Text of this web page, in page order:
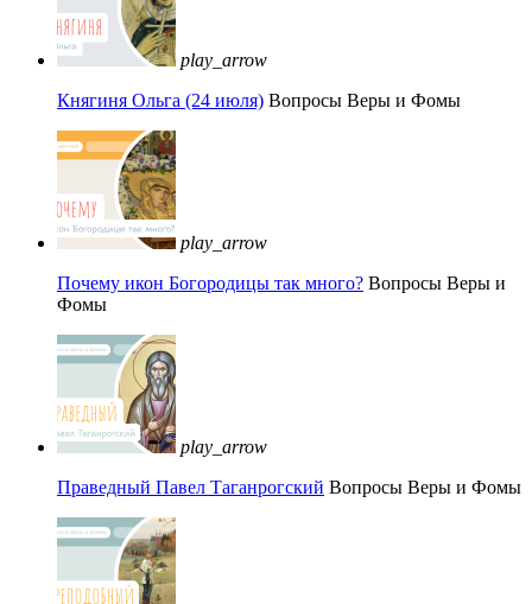
play_arrow
Княгиня Ольга (24 июля) Вопросы Веры и Фомы
play_arrow
Почему икон Богородицы так много? Вопросы Веры и
Фомы
play_arrow
Праведный Павел Таганрогский Вопросы Веры и Фомы